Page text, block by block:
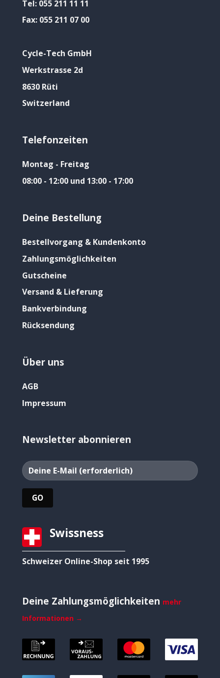
Tel: 055 211 11 11
Fax: 055 211 07 00
Cycle-Tech GmbH
Werkstrasse 2d
8630 Rüti
Switzerland
Telefonzeiten
Montag - Freitag
08:00 - 12:00 und 13:00 - 17:00
Deine Bestellung
Bestellvorgang & Kundenkonto
Zahlungsmöglichkeiten
Gutscheine
Versand & Lieferung
Bankverbindung
Rücksendung
Über uns
AGB
Impressum
Newsletter abonnieren
Swissness
Schweizer Online-Shop seit 1995
Deine Zahlungsmöglichkeiten mehr
Informationen →